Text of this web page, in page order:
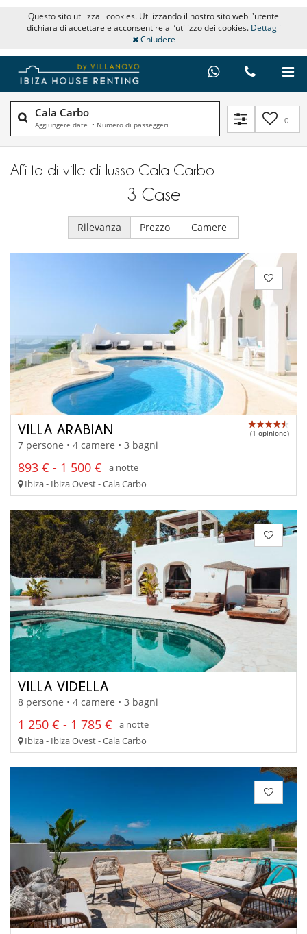
Questo sito utilizza i cookies. Utilizzando il nostro sito web l'utente
dichiara di accettare e acconsentire all’utilizzo dei cookies. Dettagli
Chiudere
Cala Carbo
Aggiungere date • Numero di passeggeri 0
Affitto di ville di lusso Cala Carbo
3 Case
Rilevanza Prezzo Camere
VILLA ARABIAN (1 opinione)
7 persone • 4 camere • 3 bagni
893 € - 1 500 €
a notte
Ibiza - Ibiza Ovest - Cala Carbo
VILLA VIDELLA
8 persone • 4 camere • 3 bagni
1 250 € - 1 785 €
a notte
Ibiza - Ibiza Ovest - Cala Carbo